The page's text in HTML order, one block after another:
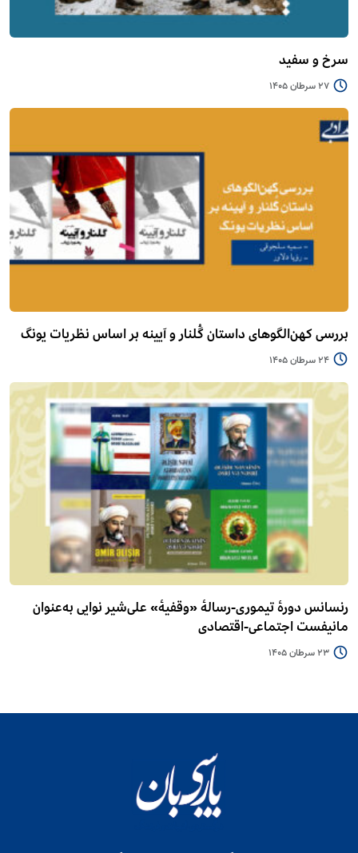
سرخ و سفید
27 سرطان 1405
بررسی کهن‌الگوهای داستان گُلنار و آیینه بر اساس نظریات یونگ
24 سرطان 1405
رنسانس دورۀ تیموری-رسالۀ «وقفیۀ» علی‌شیر نوایی به‌عنوان
مانیفست اجتماعی-اقتصادی
23 سرطان 1405